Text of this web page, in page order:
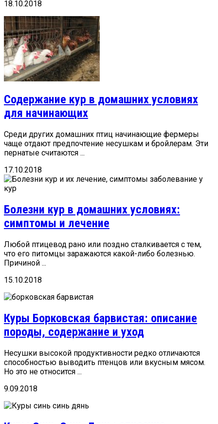
18.10.2018
Содержание кур в домашних условиях
для начинающих
Среди других домашних птиц начинающие фермеры
чаще отдают предпочтение несушкам и бройлерам. Эти
пернатые считаются ...
17.10.2018
Болезни кур в домашних условиях:
симптомы и лечение
Любой птицевод рано или поздно сталкивается с тем,
что его питомцы заражаются какой-либо болезнью.
Причиной ...
15.10.2018
Куры Борковская барвистая: описание
породы, содержание и уход
Несушки высокой продуктивности редко отличаются
способностью выводить птенцов или вкусным мясом.
Но это не относится ...
9.09.2018